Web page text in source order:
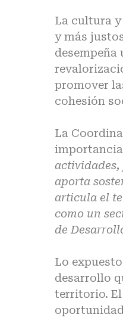
La cultura
y más
promover
cohesión
La
actividades,
aporta
articula el
como un
de
Lo
desarrollo
territorio.